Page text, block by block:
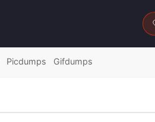
Picdumps Gifdumps